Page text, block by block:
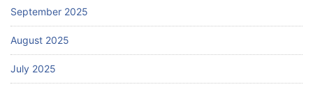
September 2025
August 2025
July 2025